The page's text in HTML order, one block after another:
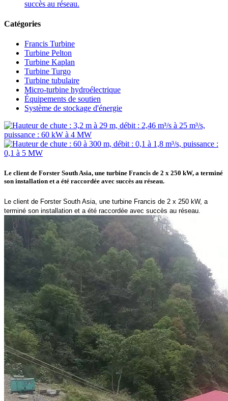
succès au réseau.
Catégories
Francis Turbine
Turbine Pelton
Turbine Kaplan
Turbine Turgo
Turbine tubulaire
Micro-turbine hydroélectrique
Équipements de soutien
Système de stockage d'énergie
Le client de Forster South Asia, une turbine Francis de 2 x 250 kW, a terminé
son installation et a été raccordée avec succès au réseau.
Le client de Forster South Asia, une turbine Francis de 2 x 250 kW, a
terminé son installation et a été raccordée avec succès au réseau.